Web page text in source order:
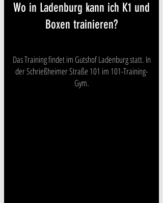
Wo in Ladenburg kann ich K1 und
Boxen trainieren?
Das Training findet im Gutshof Ladenburg statt. In
der Schrießheimer Straße 101 im 101-Training-
Gym.